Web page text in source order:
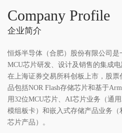
Company Profile
企业简介
恒烁半导体（合肥）股份有限公司
MCU芯片研发、设计及销售的集成
在上海证券交易所科创板上市，股票
品包括NOR Flash存储芯片和基于
用32位MCU芯片、 AI芯片业务（通
模组板卡）和嵌入式存储产品业务（
芯片产品）。